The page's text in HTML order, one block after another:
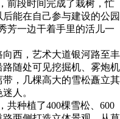
前段时间完成了栽树，忙
能在自己参与建设的公园
芳一边干着手里的活儿一
西，艺术大道银河路至丰
随处可见挖掘机、雾炮机
，几棵高大的雪松矗立其
人。
共种植了400棵雪松、600